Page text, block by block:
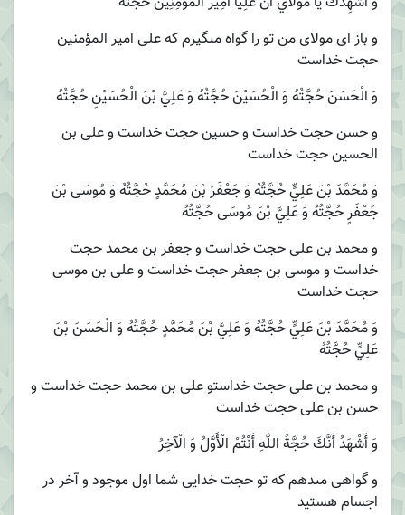
و باز اى مولاى من تو را گواه مى‏گيرم كه على امير المؤمنين
حجت خداست
وَ الْحَسَنَ حُجَّتُهُ وَ الْحُسَيْنَ حُجَّتُهُ وَ عَلِيَّ بْنَ الْحُسَيْنِ حُجَّتُهُ‏
و حسن حجت خداست و حسين حجت خداست و على بن
الحسين حجت خداست
وَ مُحَمَّدَ بْنَ عَلِيٍّ حُجَّتُهُ وَ جَعْفَرَ بْنَ مُحَمَّدٍ حُجَّتُهُ وَ مُوسَى بْنَ
جَعْفَرٍ حُجَّتُهُ وَ عَلِيَّ بْنَ مُوسَى حُجَّتُهُ‏
و محمد بن على حجت خداست و جعفر بن محمد حجت
خداست و موسى بن جعفر حجت خداست و على بن موسى
حجت خداست
وَ مُحَمَّدَ بْنَ عَلِيٍّ حُجَّتُهُ وَ عَلِيَّ بْنَ مُحَمَّدٍ حُجَّتُهُ وَ الْحَسَنَ بْنَ
عَلِيٍّ حُجَّتُهُ‏
و محمد بن على حجت خداست‏و على بن محمد حجت خداست و
حسن بن على حجت خداست
وَ أَشْهَدُ أَنَّكَ حُجَّةُ اللَّهِ أَنْتُمْ الْأَوَّلُ وَ الْآخِرُ
و گواهى مى‏دهم كه تو حجت خدايى شما اول موجود و آخر در
اجسام هستيد